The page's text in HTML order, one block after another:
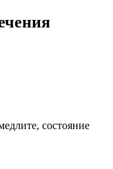
, состояние